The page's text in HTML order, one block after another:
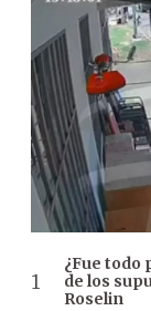
¿Fue todo
de los
Roselin